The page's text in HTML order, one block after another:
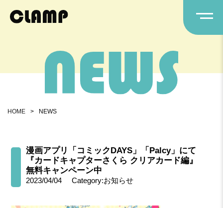
HOME > NEWS
漫画アプリ「コミックDAYS」「Palcy」にて
『カードキャプターさくら クリアカード編』
無料キャンペーン中
2023/04/04 Category:お知らせ